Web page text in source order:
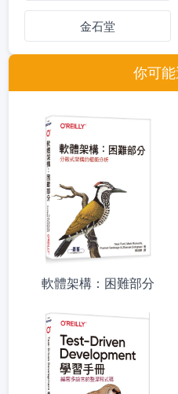
金石堂
你可
軟體架構：困難部分